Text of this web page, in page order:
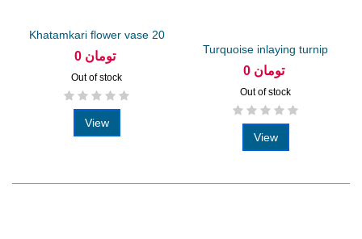
Khatamkari flower vase 20
cm
0 تومان
Out of stock
View
Turquoise inlaying turnip
flower...
0 تومان
Out of stock
View